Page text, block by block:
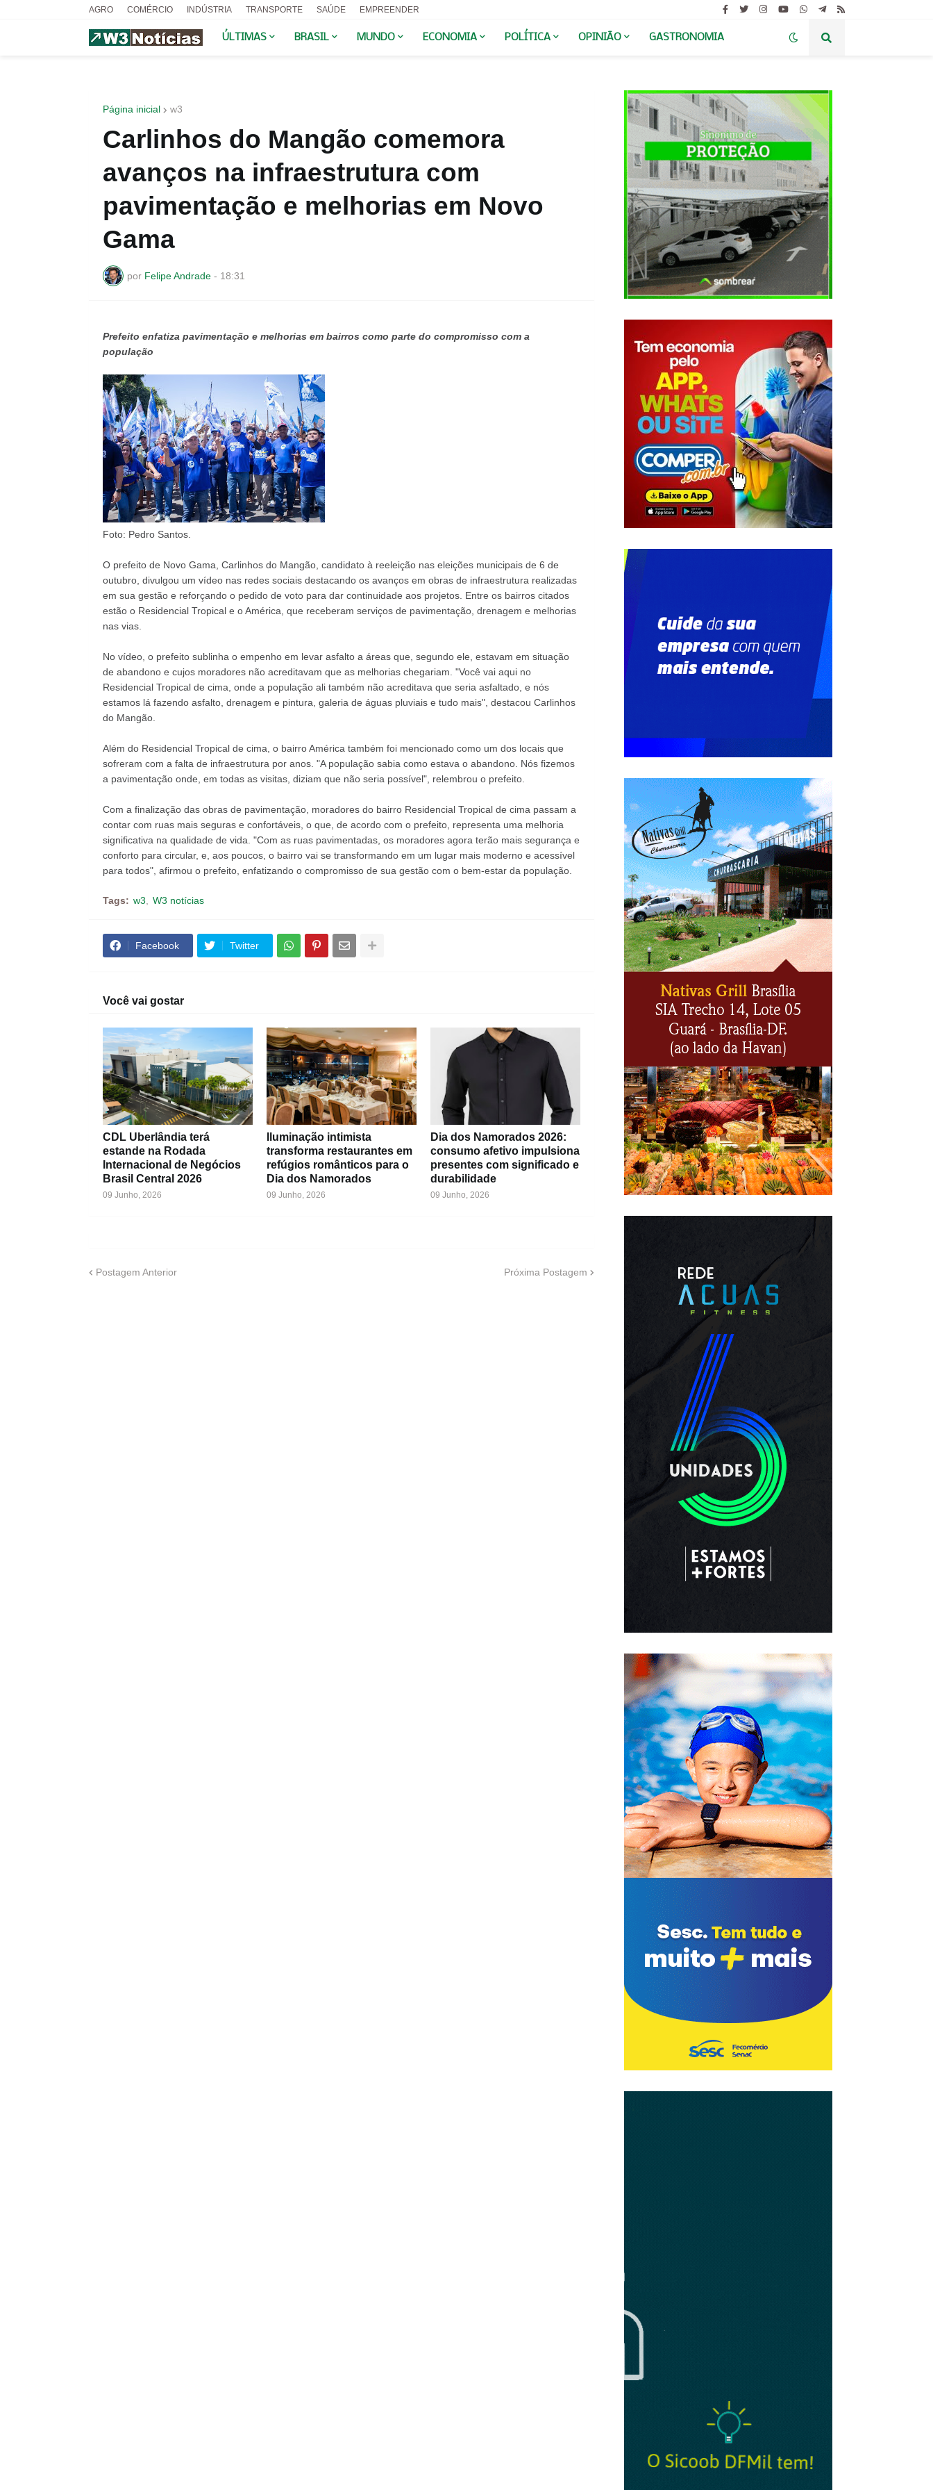
AGRO COMÉRCIO INDÚSTRIA TRANSPORTE SAÚDE EMPREENDER
ÚLTIMAS BRASIL MUNDO ECONOMIA POLÍTICA OPINIÃO GASTRONOMIA
Página inicial w3
Carlinhos do Mangão comemora
avanços na infraestrutura com
pavimentação e melhorias em Novo
Gama
por Felipe Andrade - 18:31
Prefeito enfatiza pavimentação e melhorias em bairros como parte do compromisso com a
população
Foto: Pedro Santos.
O prefeito de Novo Gama, Carlinhos do Mangão, candidato à reeleição nas eleições municipais de 6 de
outubro, divulgou um vídeo nas redes sociais destacando os avanços em obras de infraestrutura realizadas
em sua gestão e reforçando o pedido de voto para dar continuidade aos projetos. Entre os bairros citados
estão o Residencial Tropical e o América, que receberam serviços de pavimentação, drenagem e melhorias
nas vias.
No vídeo, o prefeito sublinha o empenho em levar asfalto a áreas que, segundo ele, estavam em situação
de abandono e cujos moradores não acreditavam que as melhorias chegariam. "Você vai aqui no
Residencial Tropical de cima, onde a população ali também não acreditava que seria asfaltado, e nós
estamos lá fazendo asfalto, drenagem e pintura, galeria de águas pluviais e tudo mais", destacou Carlinhos
do Mangão.
Além do Residencial Tropical de cima, o bairro América também foi mencionado como um dos locais que
sofreram com a falta de infraestrutura por anos. "A população sabia como estava o abandono. Nós fizemos
a pavimentação onde, em todas as visitas, diziam que não seria possível", relembrou o prefeito.
Com a finalização das obras de pavimentação, moradores do bairro Residencial Tropical de cima passam a
contar com ruas mais seguras e confortáveis, o que, de acordo com o prefeito, representa uma melhoria
significativa na qualidade de vida. "Com as ruas pavimentadas, os moradores agora terão mais segurança e
conforto para circular, e, aos poucos, o bairro vai se transformando em um lugar mais moderno e acessível
para todos", afirmou o prefeito, enfatizando o compromisso de sua gestão com o bem-estar da população.
Tags: w3 W3 notícias
Facebook Twitter
Você vai gostar
CDL Uberlândia terá
estande na Rodada
Internacional de Negócios
Brasil Central 2026
09 Junho, 2026
Iluminação intimista
transforma restaurantes em
refúgios românticos para o
Dia dos Namorados
09 Junho, 2026
Dia dos Namorados 2026:
consumo afetivo impulsiona
presentes com significado e
durabilidade
09 Junho, 2026
Postagem Anterior Próxima Postagem